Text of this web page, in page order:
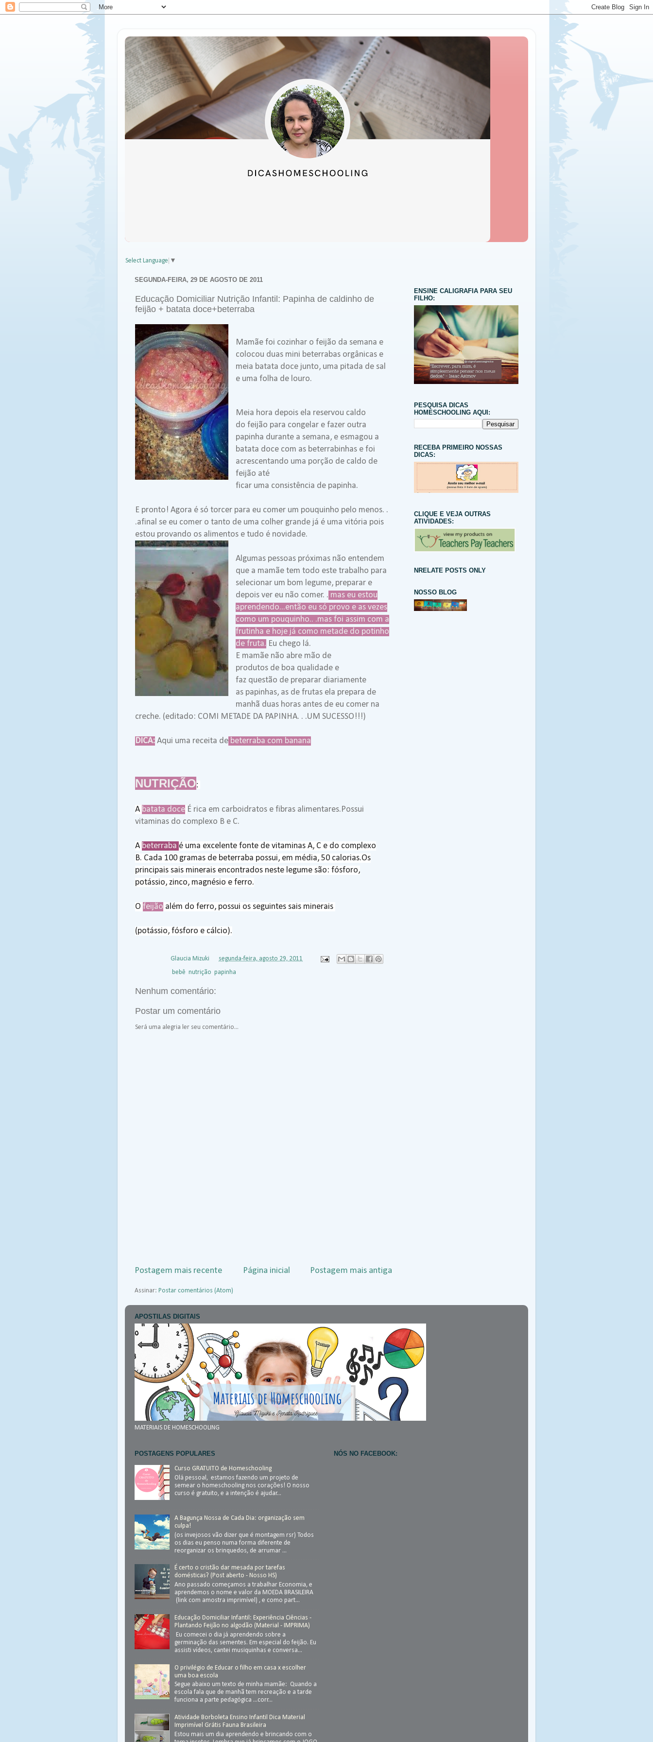
Select Language ▼
SEGUNDA-FEIRA, 29 DE AGOSTO DE 2011
Educação Domiciliar Nutrição Infantil: Papinha de caldinho de
feijão + batata doce+beterraba
Mamãe foi cozinhar o feijão da semana e
colocou duas mini beterrabas orgânicas e
meia batata doce junto, uma pitada de sal
e uma folha de louro.
Meia hora depois ela reservou caldo
do feijão para congelar e fazer outra
papinha durante a semana, e esmagou a
batata doce com as beterrabinhas e foi
acrescentando uma porção de caldo de
feijão até
ficar uma consistência de papinha.
E pronto! Agora é só torcer para eu comer um pouquinho pelo menos. .
.afinal se eu comer o tanto de uma colher grande já é uma vitória pois
estou provando os alimentos e tudo é novidade.
Algumas pessoas próximas não entendem
que a mamãe tem todo este trabalho para
selecionar um bom legume, preparar e
depois ver eu não comer. . mas eu estou
aprendendo...então eu só provo e as vezes
como um pouquinho.. .mas foi assim com a
frutinha e hoje já como metade do potinho
de fruta. Eu chego lá.
E mamãe não abre mão de
produtos de boa qualidade e
faz questão de preparar diariamente
as papinhas, as de frutas ela prepara de
manhã duas horas antes de eu comer na
creche. (editado: COMI METADE DA PAPINHA. . .UM SUCESSO!!!)
DICA: Aqui uma receita de beterraba com banana
NUTRIÇÃO:
A batata doce É rica em carboidratos e fibras alimentares.Possui
vitaminas do complexo B e C.
A beterraba é uma excelente fonte de vitaminas A, C e do complexo
B. Cada 100 gramas de beterraba possui, em média, 50 calorias.Os
principais sais minerais encontrados neste legume são: fósforo,
potássio, zinco, magnésio e ferro.
O feijão além do ferro, possui os seguintes sais minerais
(potássio, fósforo e cálcio).
Glaucia Mizuki segunda-feira, agosto 29, 2011
bebê nutrição papinha
Nenhum comentário:
Postar um comentário
Será uma alegria ler seu comentário...
Postagem mais recente Postagem mais antiga
Página inicial
Assinar: Postar comentários (Atom)
ENSINE CALIGRAFIA PARA SEU
FILHO:
PESQUISA DICAS
HOMESCHOOLING AQUI:
RECEBA PRIMEIRO NOSSAS
DICAS:
CLIQUE E VEJA OUTRAS
ATIVIDADES:
NRELATE POSTS ONLY
NOSSO BLOG
APOSTILAS DIGITAIS
MATERIAIS DE HOMESCHOOLING
POSTAGENS POPULARES
Curso GRATUITO de Homeschooling
Olá pessoal, estamos fazendo um projeto de
semear o homeschooling nos corações! O nosso
curso é gratuito, e a intenção é ajudar...
A Bagunça Nossa de Cada Dia: organização sem
culpa!
(os invejosos vão dizer que é montagem rsr) Todos
os dias eu penso numa forma diferente de
reorganizar os brinquedos, de arrumar ...
É certo o cristão dar mesada por tarefas
domésticas? (Post aberto - Nosso HS)
Ano passado começamos a trabalhar Economia, e
aprendemos o nome e valor da MOEDA BRASILEIRA
(link com amostra imprimível) , e como part...
Educação Domiciliar Infantil: Experiência Ciências -
Plantando Feijão no algodão (Material - IMPRIMA)
Eu comecei o dia já aprendendo sobre a
germinação das sementes. Em especial do feijão. Eu
assisti vídeos, cantei musiquinhas e conversa...
O privilégio de Educar o filho em casa x escolher
uma boa escola
Segue abaixo um texto de minha mamãe: Quando a
escola fala que de manhã tem recreação e a tarde
funciona a parte pedagógica ...corr...
Atividade Borboleta Ensino Infantil Dica Material
Imprimível Grátis Fauna Brasileira
Estou mais um dia aprendendo e brincando com o
NÓS NO FACEBOOK: